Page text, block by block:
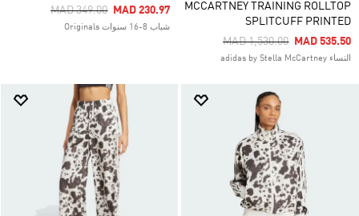
MCCARTNEY TRAINING ROLLTOP
SPLITCUFF PRINTED
Price Reduced From
MAD 1,530.00ToMAD 535.50
النساء adidas by Stella McCartney
Price Reduced From
MAD 349.00ToMAD 230.97
شباب 8-16 سنوات Originals